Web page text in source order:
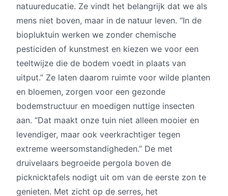
natuureducatie. Ze vindt het belangrijk dat we als
mens niet boven, maar in de natuur leven. “In de
biopluktuin werken we zonder chemische
pesticiden of kunstmest en kiezen we voor een
teeltwijze die de bodem voedt in plaats van
uitput.” Ze laten daarom ruimte voor wilde planten
en bloemen, zorgen voor een gezonde
bodemstructuur en moedigen nuttige insecten
aan. “Dat maakt onze tuin niet alleen mooier en
levendiger, maar ook veerkrachtiger tegen
extreme weersomstandigheden.” De met
druivelaars begroeide pergola boven de
picknicktafels nodigt uit om van de eerste zon te
genieten. Met zicht op de serres, het